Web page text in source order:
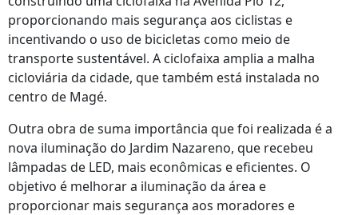
proporcionando mais segurança aos ciclistas e
incentivando o uso de bicicletas como meio de
transporte sustentável. A ciclofaixa amplia a malha
cicloviária da cidade, que também está instalada no
centro de Magé.
Outra obra de suma importância que foi realizada é a
nova iluminação do Jardim Nazareno, que recebeu
lâmpadas de LED, mais econômicas e eficientes. O
objetivo é melhorar a iluminação da área e
proporcionar mais segurança aos moradores e